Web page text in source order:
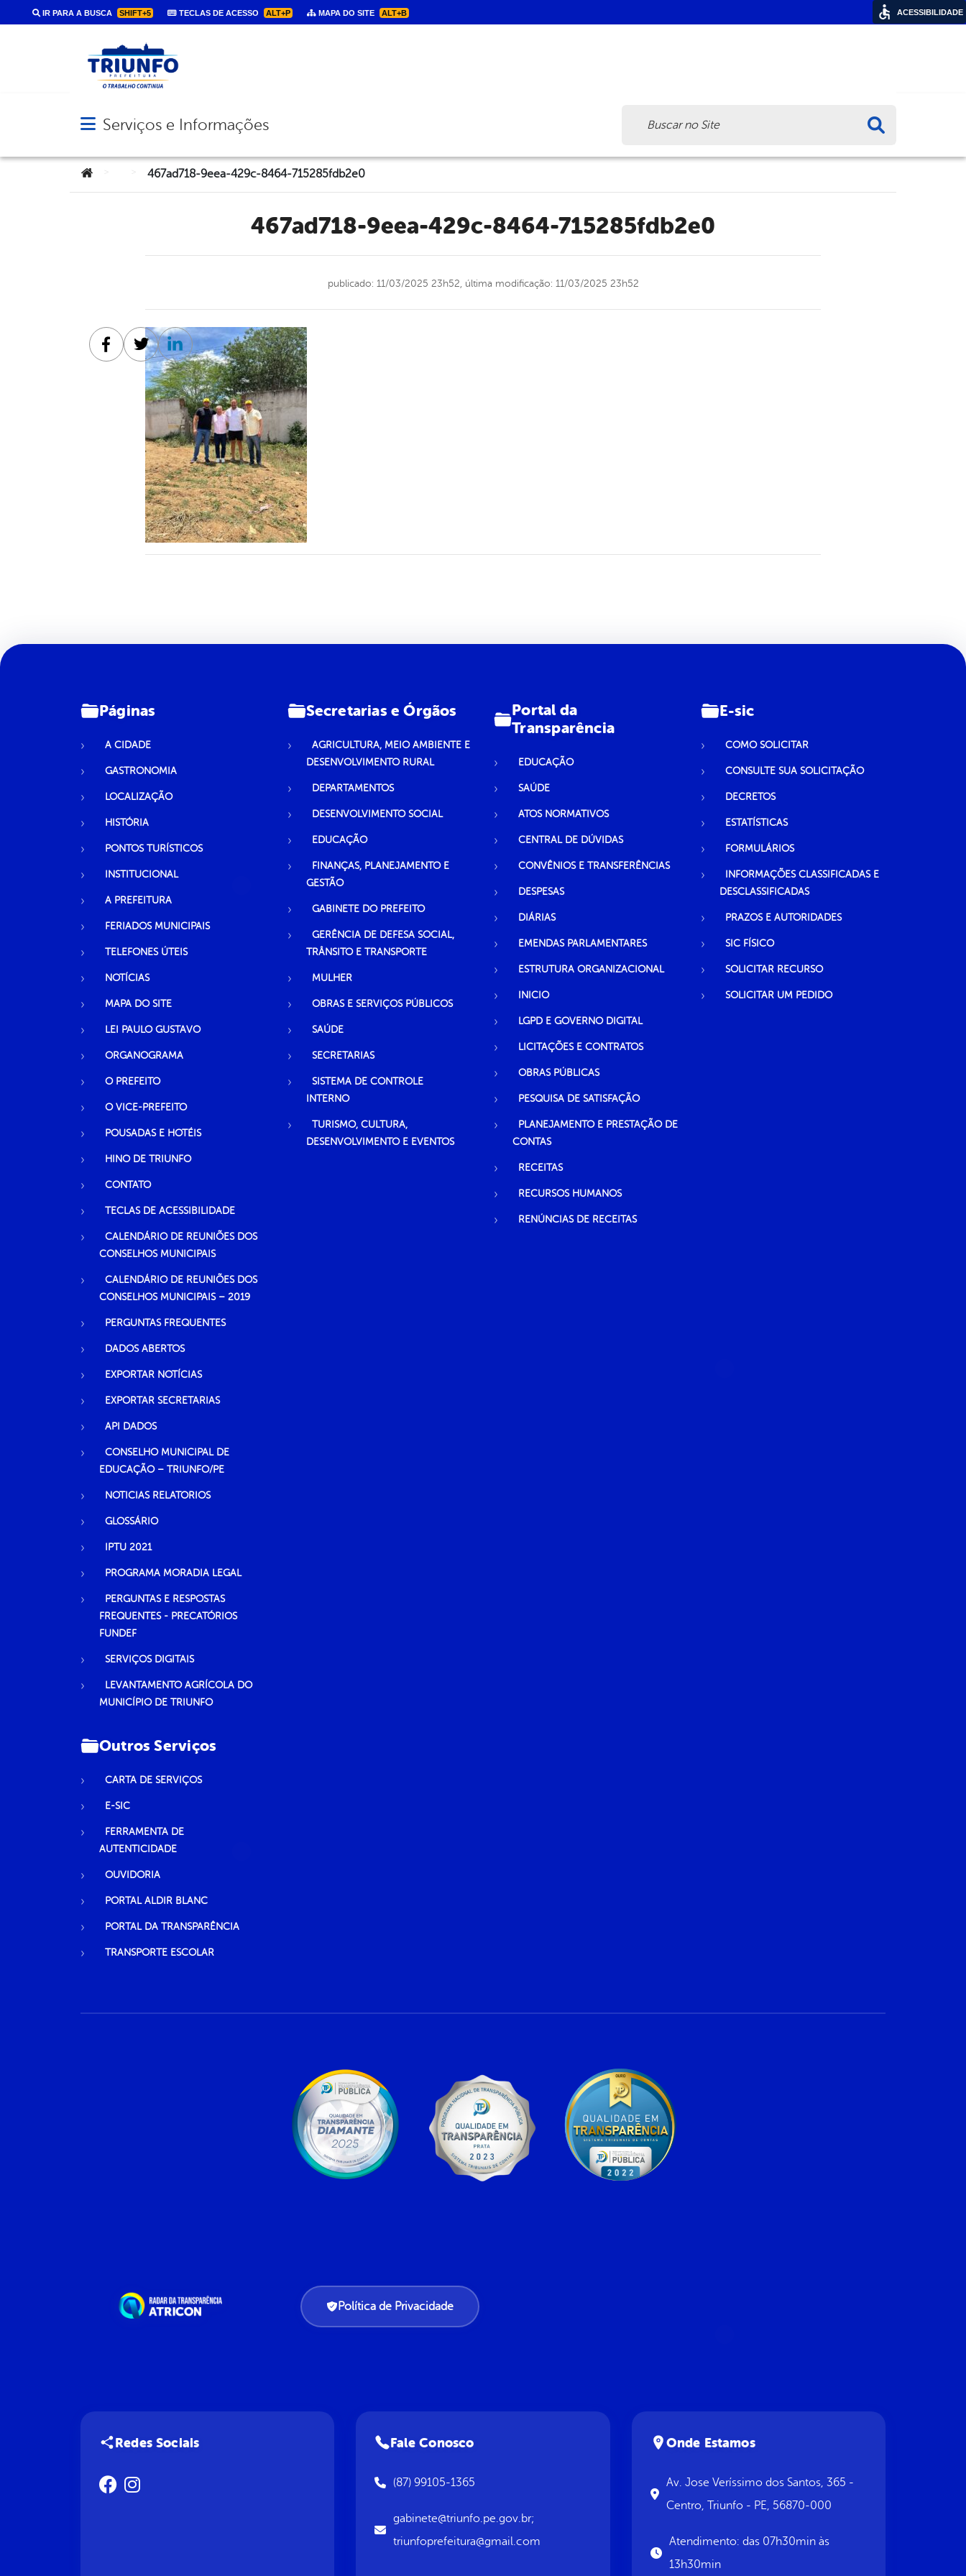
IR PARA A BUSCA SHIFT+5 TECLAS DE ACESSO ALT+P MAPA DO SITE ALT+B
Abrir menu principal de navegação
Serviços e Informações
Você está aqui:467ad718-9eea-429c-8464-715285fdb2e0
467ad718-9eea-429c-8464-715285fdb2e0
publicado: 11/03/2025 23h52, última modificação: 11/03/2025 23h52
Facebook
TwitterLinkedin
Páginas
A CIDADE
GASTRONOMIA
LOCALIZAÇÃO
HISTÓRIA
PONTOS TURÍSTICOS
INSTITUCIONAL
A PREFEITURA
FERIADOS MUNICIPAIS
TELEFONES ÚTEIS
NOTÍCIAS
MAPA DO SITE
LEI PAULO GUSTAVO
ORGANOGRAMA
O PREFEITO
O VICE-PREFEITO
POUSADAS E HOTÉIS
HINO DE TRIUNFO
CONTATO
TECLAS DE ACESSIBILIDADE
CALENDÁRIO DE REUNIÕES DOS
CONSELHOS MUNICIPAIS
CALENDÁRIO DE REUNIÕES DOS
CONSELHOS MUNICIPAIS – 2019
PERGUNTAS FREQUENTES
DADOS ABERTOS
EXPORTAR NOTÍCIAS
EXPORTAR SECRETARIAS
API DADOS
CONSELHO MUNICIPAL DE
EDUCAÇÃO – TRIUNFO/PE
NOTICIAS RELATORIOS
GLOSSÁRIO
IPTU 2021
PROGRAMA MORADIA LEGAL
PERGUNTAS E RESPOSTAS
FREQUENTES - PRECATÓRIOS
FUNDEF
SERVIÇOS DIGITAIS
LEVANTAMENTO AGRÍCOLA DO
MUNICÍPIO DE TRIUNFO
Secretarias e Órgãos
AGRICULTURA, MEIO AMBIENTE E
DESENVOLVIMENTO RURAL
DEPARTAMENTOS
DESENVOLVIMENTO SOCIAL
EDUCAÇÃO
FINANÇAS, PLANEJAMENTO E
GESTÃO
GABINETE DO PREFEITO
GERÊNCIA DE DEFESA SOCIAL,
TRÂNSITO E TRANSPORTE
MULHER
OBRAS E SERVIÇOS PÚBLICOS
SAÚDE
SECRETARIAS
SISTEMA DE CONTROLE
INTERNO
TURISMO, CULTURA,
DESENVOLVIMENTO E EVENTOS
Portal da
Transparência
EDUCAÇÃO
SAÚDE
ATOS NORMATIVOS
CENTRAL DE DÚVIDAS
CONVÊNIOS E TRANSFERÊNCIAS
DESPESAS
DIÁRIAS
EMENDAS PARLAMENTARES
ESTRUTURA ORGANIZACIONAL
INICIO
LGPD E GOVERNO DIGITAL
LICITAÇÕES E CONTRATOS
OBRAS PÚBLICAS
PESQUISA DE SATISFAÇÃO
PLANEJAMENTO E PRESTAÇÃO DE
CONTAS
RECEITAS
RECURSOS HUMANOS
RENÚNCIAS DE RECEITAS
E-sic
COMO SOLICITAR
CONSULTE SUA SOLICITAÇÃO
DECRETOS
ESTATÍSTICAS
FORMULÁRIOS
INFORMAÇÕES CLASSIFICADAS E
DESCLASSIFICADAS
PRAZOS E AUTORIDADES
SIC FÍSICO
SOLICITAR RECURSO
SOLICITAR UM PEDIDO
Outros Serviços
CARTA DE SERVIÇOS
E-SIC
FERRAMENTA DE
AUTENTICIDADE
OUVIDORIA
PORTAL ALDIR BLANC
PORTAL DA TRANSPARÊNCIA
TRANSPORTE ESCOLAR
Política de Privacidade
Redes Sociais Fale Conosco
(87) 99105-1365
gabinete@triunfo.pe.gov.br;
triunfoprefeitura@gmail.com
Onde Estamos
Av. Jose Veríssimo dos Santos, 365 -
Centro, Triunfo - PE, 56870-000
Atendimento: das 07h30min às
13h30min
ACESSIBILIDADE